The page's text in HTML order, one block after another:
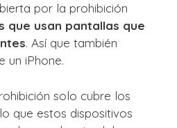
por la prohibición
que usan pantallas que
. Así que también
un iPhone.
solo cubre los
que estos dispositivos